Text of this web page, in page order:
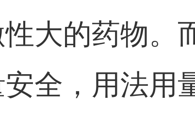
大的药物。
全，用法用